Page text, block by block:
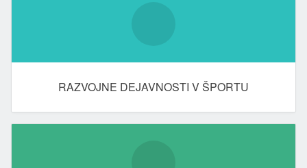
RAZVOJNE DEJAVNOSTI V ŠPORTU